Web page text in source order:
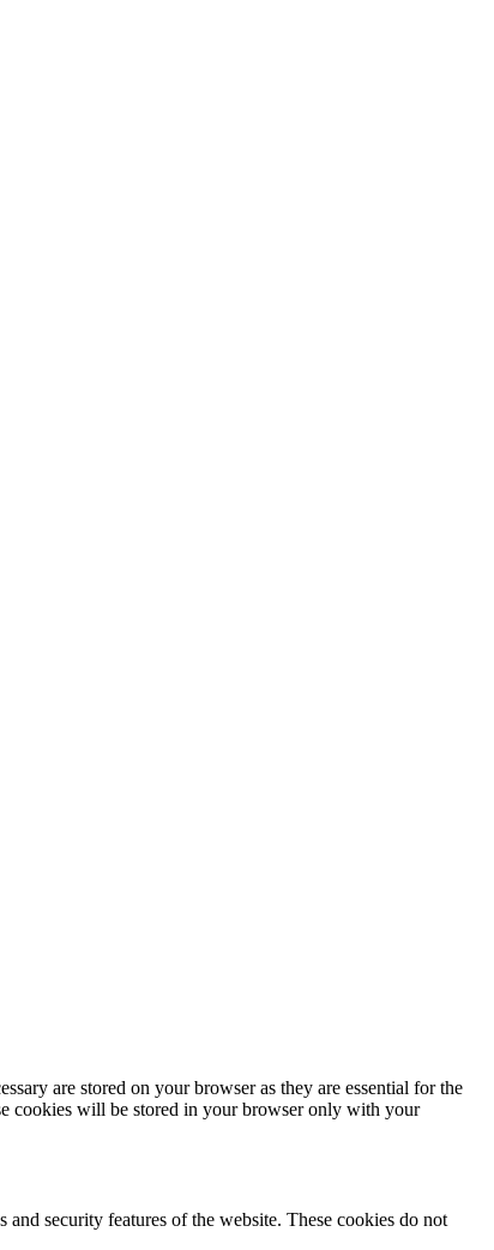
are stored on your browser as they are essential for the
cookies will be stored in your browser only with your
security features of the website. These cookies do not